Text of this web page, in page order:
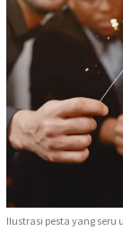
Ilustrasi pesta yang